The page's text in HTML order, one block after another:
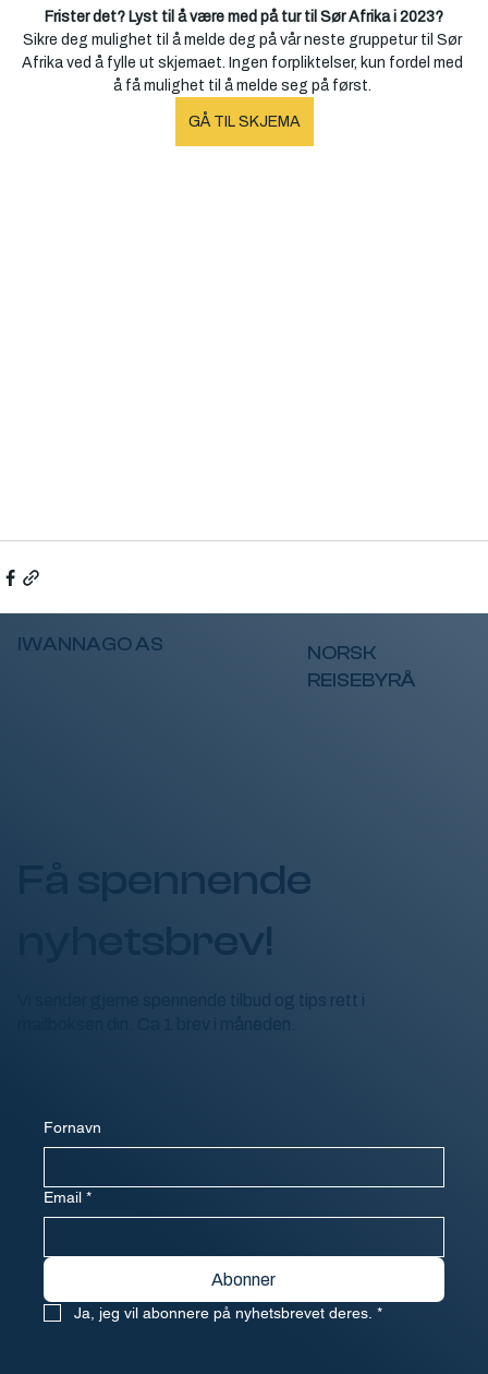
Frister det? Lyst til å være med på tur til Sør Afrika i 2023?
Sikre deg mulighet til å melde deg på vår neste gruppetur til Sør
Afrika ved å fylle ut skjemaet. Ingen forpliktelser, kun fordel med
å få mulighet til å melde seg på først.
GÅ TIL SKJEMA
IWANNAGO AS
NORSK
REISEBYRÅ
Få spennende
nyhetsbrev!
Vi sender gjerne spennende tilbud og tips rett i
Fornavn
Email *
Abonner
Ja, jeg vil abonnere på nyhetsbrevet deres. *